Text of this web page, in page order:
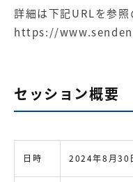
詳細は下記URLを参照
https://
セッション概要
日時 2024年8月30